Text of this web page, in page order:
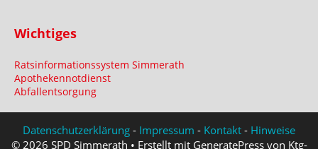
Wichtiges
Ratsinformationssystem Simmerath
Apothekennotdienst
Abfallentsorgung
Datenschutzerklärung - Impressum - Kontakt - Hinweise
© 2026 SPD Simmerath • Erstellt mit GeneratePress von Ktg-